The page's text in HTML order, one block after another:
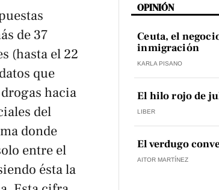
de 37
(hasta el 22
que
hacia
del
donde
entre el
ésta la
OPINIÓN
Ceuta, el
inmigración
KARLA PISANO
El hilo rojo de
LIBER
El verdugo
AITOR MARTÍNEZ